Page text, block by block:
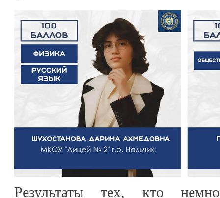
Результаты тех, кто